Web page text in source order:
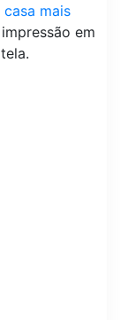
mais
em